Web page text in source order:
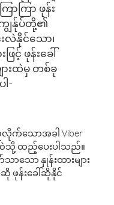
ာကြာ ဖုန်း
ကျွန်ုပ်တို့၏
လဲနိုင်သော၊
င့် ဖုန်းခေါ်
းထဲမှ တစ်ခု
-
သောအခါ Viber
သို့ ထည့်ပေးပါသည်။
သော နှုန်းထားများ
ဖုန်းခေါ်ဆိုနိုင်